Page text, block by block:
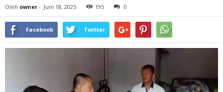
Oleh owner - Juni 18, 2025 195 0
Facebook Twitter